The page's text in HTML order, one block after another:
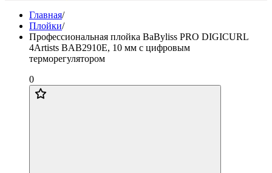
Главная/
Плойки/
Профессиональная плойка BaByliss PRO DIGICURL
4Artists BAB2910E, 10 мм с цифровым
терморегулятором
0